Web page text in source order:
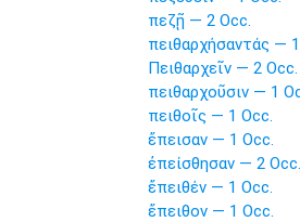
πεζῇ — 2 Occ.
πειθαρχήσαντάς —
Πειθαρχεῖν — 2 Occ.
πειθαρχοῦσιν — 1
πειθοῖς — 1 Occ.
ἔπεισαν — 1 Occ.
ἐπείσθησαν — 2 Occ.
ἔπειθέν — 1 Occ.
ἔπειθον — 1 Occ.